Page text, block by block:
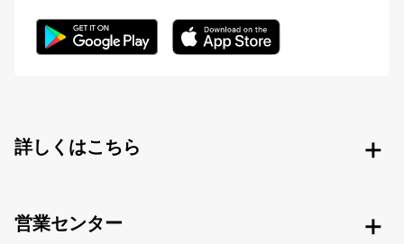
詳しくはこちら
営業センター